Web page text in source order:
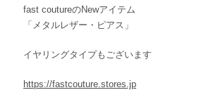
fast coutureのNewアイテム
「メタルレザー・ピアス」
イヤリングタイプもございます
https://fastcouture.stores.jp